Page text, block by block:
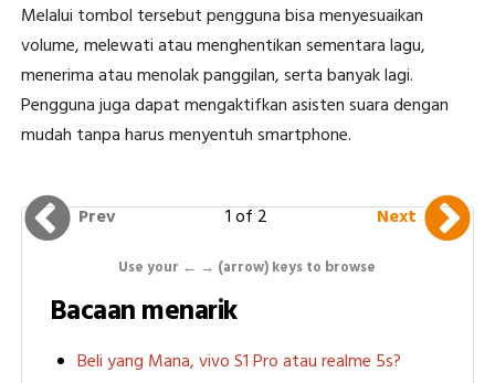
Melalui tombol tersebut pengguna bisa menyesuaikan
volume, melewati atau menghentikan sementara lagu,
menerima atau menolak panggilan, serta banyak lagi.
Pengguna juga dapat mengaktifkan asisten suara dengan
mudah tanpa harus menyentuh smartphone.
Prev 1 of 2 Next
Use your ← → (arrow) keys to browse
Bacaan menarik
Beli yang Mana, vivo S1 Pro atau realme 5s?